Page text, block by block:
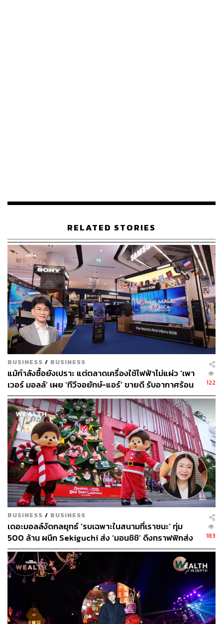
แยกไม่ออก จนไม่รู้สึกว่ามาเดินห้าง แต่มาเดินแล้วมีความสุข
มาพบเจอผู้คน มากิน แฮงเอาต์ และช้อปปิ้ง”
สำหรับการยกเครื่องครั้งใหญ่ของ ‘เดอะมอลล์งามวงศ์วาน’
นั้นอัจฉรา อัมพุชรองประธานกรรมการบริหารอาวุโส
กล่าวว่า ได้เริ่มขึ้นเมื่อ 2 ปีก่อน ซึ่งนอกจากเรื่องที่ค่อนข้าง
เก่าและไม่ทันสมัยแล้ว อีกหนึ่งเรื่องที่กลายเป็นโจทย์ยา
กมากๆ คือ ‘ออนไลน์’ ที่กำลังตามมาติดๆ และเติบโตมากขึ้น
เรื่อยๆ
“พอมานั่งดู พบว่าเดอะมอลล์งามวงศ์วานมีพื้นที่ 3 แสน
ตารางเมตร จะว่าเล็กก็ไม่เล็ก ใหญ่ก็ไม่ใหญ่ ถือเป็นขนาดที่
กำลังดี โดยเราต้องทำร้านค้าแบบดั้งเดิมไม่ให้เหมือนเดิม
และจะใช้สูตรสำเร็จเมื่อ 30 ปีก่อนไม่ได้ ที่ห้างคือห้าง ศูนย์
คือศูนย์ แต่เราต้องทำให้ Seamless สร้างบรรยากาศแต่ละ
ชั้นให้ชัดเจน เพื่อดึงดูดให้ลูกค้าเก่ามาเดินบ่อยขึ้น และลูกค้า
ใหม่อยากที่จะเข้ามา”
โฉมใหม่นี้ต้องการจับลูกค้าในทุกเซกเมนต์ จากเดิมที่มีฐาน
ลูกค้าเป็นกลุ่มผู้ใหญ่ที่มีกำลังซื้อเป็นหลัก ดังนั้นจะมีฐาน
ลูกค้ากว้างขึ้น ร้านค้าที่มีอยู่จึงไม่เพียงพอที่จะเป็น ‘แม่เหล็ก’
ดึงดูดได้ จากร้านที่มีอยู่ทั้งหมด 250 ร้าน กว่า 20% จึงเป็น
ร้านที่ใหม่ที่เพิ่งเข้ามาเปิดในสาขางามวงศ์วานและเป็นครั้ง
แรกของเครือเดอะมอลล์ด้วย เช่นMUJI, ร้านอองตอง และ
ร้าน Nice Two Meat Uเป็นต้น
ขณะเดียวกัน ในกลุ่มของบิวตี้ได้มีการโฟกัสมากขึ้น โดยดึง
แบรนด์หรู เช่น Chanel และ Dior เป็นต้น ซึ่งพบว่าเมื่อเพิ่มแบ
รนด์ใหม่ๆ เข้ามา ทำให้ยอดขายโตขึ้น 20% ด้านกลุ่มแฟชั่น
ได้เติมแบรนด์เข้ามา ซึ่งไม่ได้เน้นหวือหวา แต่เน้นใส่ได้จริง
ในระยะยาว และราคาสมเหตุสมผล ตลอดจนปรับปรุง
BeTrend ซึ่งเป็นร้านขายอุปการณ์ไอทีและแก็ดเจ็ต ซึ่ง
เดอะมอลล์หมายมั่นว่า จะทำให้เป็นจุดที่ดึงดูดกลุ่มคนรุ่นใหม่
เข้ามา
RELATED STORIES
BUSINESS / BUSINESS
แม้กำลังซื้อยังเปราะ แต่ตลาดเครื่องใช้ไฟฟ้าไม่แผ่ว ‘เพา
เวอร์ มอลล์’ เผย ‘ทีวีจอยักษ์-แอร์’ ขายดี รับอากาศร้อน
จัดและบอลโลกครึ่งปีหลัง
122
BUSINESS / BUSINESS
เดอะมอลล์งัดกลยุทธ์ ‘รบเฉพาะในสนามที่เราชนะ’ ทุ่ม
500 ล้าน ผนึก Sekiguchi ส่ง ‘มอนชิชิ’ ดึงทราฟฟิกส่ง
ท้ายปี
183